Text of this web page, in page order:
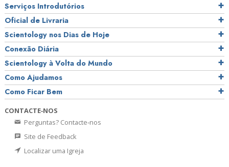
Serviços Introdutórios
Oficial de Livraria
Scientology nos Dias de Hoje
Conexão Diária
Scientology à Volta do Mundo
Como Ajudamos
Como Ficar Bem
CONTACTE‑NOS
Perguntas? Contacte‑nos
Site de Feedback
Localizar uma Igreja